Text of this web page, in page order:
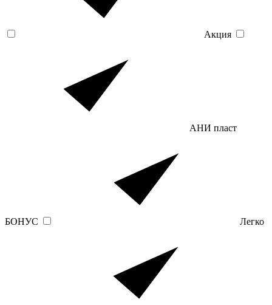
Акция
АНИ пласт
БОНУС Легко